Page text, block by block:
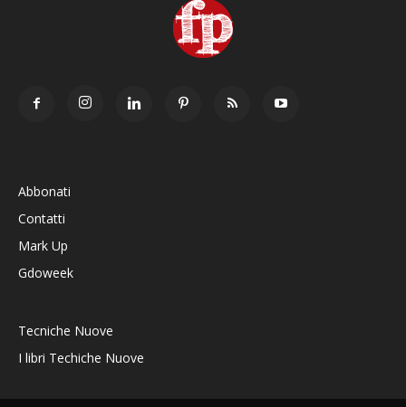
Abbonati
Contatti
Mark Up
Gdoweek
Tecniche Nuove
I libri Techiche Nuove